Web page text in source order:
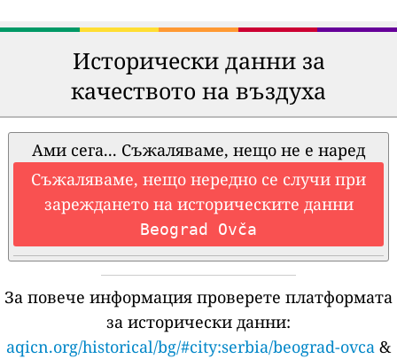
Исторически данни за
качеството на въздуха
Ами сега... Съжаляваме, нещо не е наред
Съжаляваме, нещо нередно се случи при
зареждането на историческите данни
Beograd Ovča
За повече информация проверете платформата
за исторически данни:
aqicn.org/historical/bg/#city:serbia/beograd-ovca &